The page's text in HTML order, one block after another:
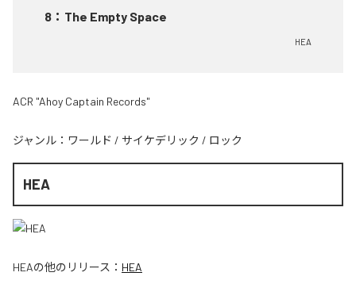
8 ： The Empty Space
HEA
ACR "Ahoy Captain Records"
ジャンル： ワールド / サイケデリック / ロック
HEA
HEAの他のリリース： HEA